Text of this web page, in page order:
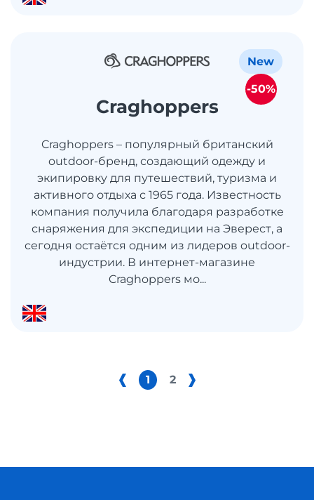
Craghoppers
Craghoppers – популярный британский
outdoor-бренд, создающий одежду и
экипировку для путешествий, туризма и
активного отдыха с 1965 года. Известность
компания получила благодаря разработке
снаряжения для экспедиции на Эверест, а
сегодня остаётся одним из лидеров outdoor-
индустрии. В интернет-магазине
Craghoppers мо...
New
-50%
1 2